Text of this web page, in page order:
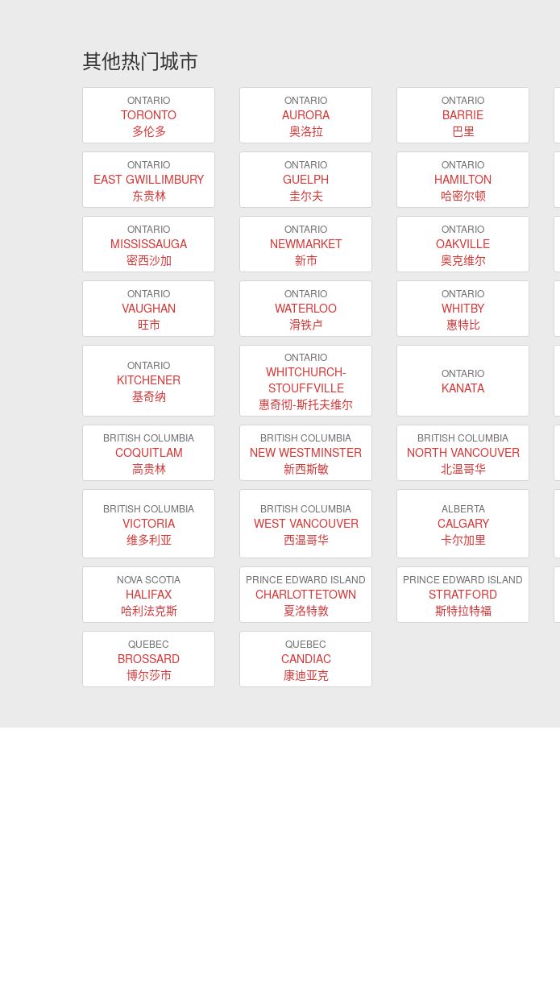
其他热门城市
ONTARIO
TORONTO
多伦多
ONTARIO
AURORA
奥洛拉
ONTARIO
BARRIE
巴里
ONTARIO
EAST GWILLIMBURY
东贵林
ONTARIO
GUELPH
圭尔夫
ONTARIO
HAMILTON
哈密尔顿
ONTARIO
MISSISSAUGA
密西沙加
ONTARIO
NEWMARKET
新市
ONTARIO
OAKVILLE
奥克维尔
ONTARIO
VAUGHAN
旺市
ONTARIO
WATERLOO
滑铁卢
ONTARIO
WHITBY
惠特比
ONTARIO
KITCHENER
基奇纳
ONTARIO
WHITCHURCH-
STOUFFVILLE
惠奇彻-斯托夫维尔
ONTARIO
KANATA
BRITISH COLUMBIA
COQUITLAM
高贵林
BRITISH COLUMBIA
NEW WESTMINSTER
新西斯敏
BRITISH COLUMBIA
NORTH VANCOUVER
北温哥华
BRITISH COLUMBIA
VICTORIA
维多利亚
BRITISH COLUMBIA
WEST VANCOUVER
西温哥华
ALBERTA
CALGARY
卡尔加里
NOVA SCOTIA
HALIFAX
哈利法克斯
PRINCE EDWARD ISLAND
CHARLOTTETOWN
夏洛特敦
PRINCE EDWARD ISLAND
STRATFORD
斯特拉特福
QUEBEC
BROSSARD
博尔莎市
QUEBEC
CANDIAC
康迪亚克